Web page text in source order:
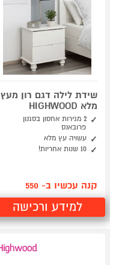
שידת לילה דגם רון מעץ
מלא HIGHWOOD
2 מגירות אחסון בסגנון
פרובאנס
עשויה עץ מלא
10 שנות אחריות!
קנה עכשיו ב- 550
למידע ורכישה